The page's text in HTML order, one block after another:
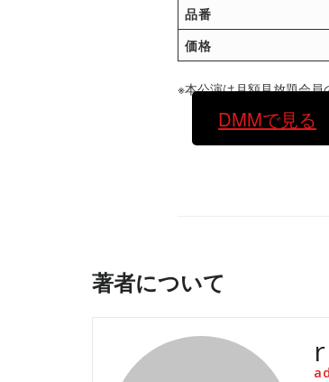
品番
価格
※本公演は月額見放題会員
DMMで見る
著者について